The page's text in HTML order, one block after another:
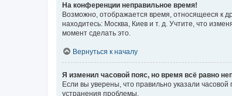
На конференции неправильное время!
Возможно, отображается время, относящееся к
находитесь: Москва, Киев и т. д. Учтите, что
момент сделать это.
Вернуться к началу
Я изменил часовой пояс, но время всё равно
Если вы уверены, что правильно указали
устранения проблемы.